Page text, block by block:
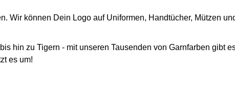
Wir können Dein Logo auf Uniformen, Handtücher, Mützen
hin zu Tigern - mit unseren Tausenden von Garnfarben gibt
es um!